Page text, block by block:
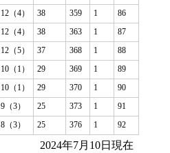
12（4） 38 359 1
86
12（4） 38 363 1
87
12（5） 37 368 1
88
10（1） 29 369 1
89
10（1） 29 370 1
90
9（3） 25 373 1
91
8（3） 25 376 1 92
2024年7月10日現在